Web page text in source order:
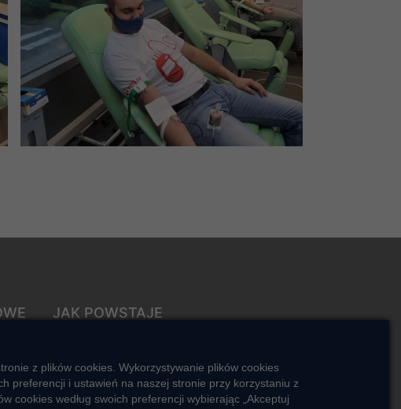
JAK POWSTAJE
Mapa sieci ciepłowniczej
KIERUNKI ROZWOJU SIECI
z plików cookies. Wykorzystywanie plików cookies
preferencji i ustawień na naszej stronie przy korzystaniu z
cookies według swoich preferencji wybierając „Akceptuj